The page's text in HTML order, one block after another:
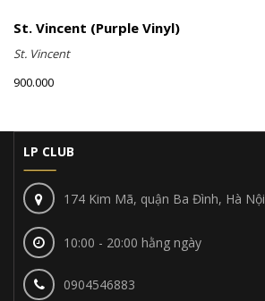
St. Vincent (Purple Vinyl)
St. Vincent
900.000
LP CLUB
174 Kim Mã, quận Ba Đình, Hà Nội
10:00 - 20:00 hằng ngày
0904546883